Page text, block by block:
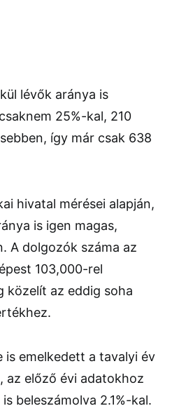
lévők aránya is
25%-kal, 210
így már csak 638
hivatal mérései alapján,
is igen magas,
A dolgozók száma az
103,000-rel
közelít az eddig soha
emelkedett a tavalyi év
az előző évi adatokhoz
beleszámolva 2.1%-kal.